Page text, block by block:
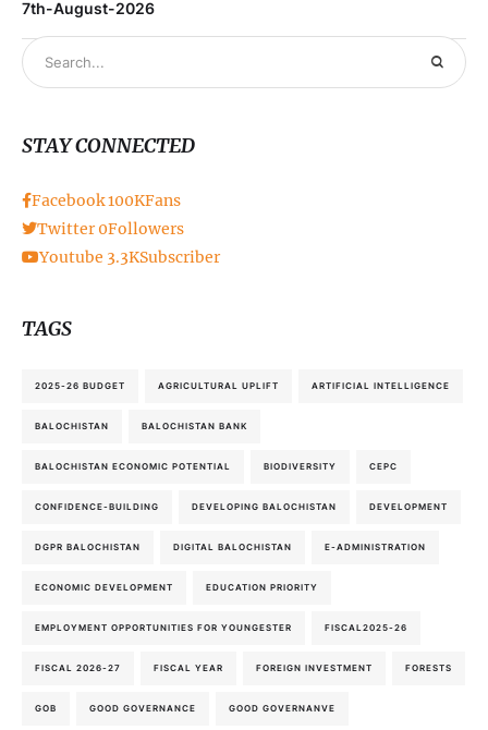
7th-August-2026
STAY CONNECTED
Facebook100KFans
Twitter 0Followers
Youtube 3.3KSubscriber
TAGS
2025-26 BUDGET AGRICULTURAL UPLIFT ARTIFICIAL INTELLIGENCE
BALOCHISTAN BALOCHISTAN BANK
BALOCHISTAN ECONOMIC POTENTIAL BIODIVERSITY CEPC
CONFIDENCE-BUILDING DEVELOPING BALOCHISTAN DEVELOPMENT
DGPR BALOCHISTAN DIGITAL BALOCHISTAN E-ADMINISTRATION
ECONOMIC DEVELOPMENT EDUCATION PRIORITY
EMPLOYMENT OPPORTUNITIES FOR YOUNGESTER FISCAL2025-26
FISCAL 2026-27 FISCAL YEAR FOREIGN INVESTMENT FORESTS
GOB GOOD GOVERNANCE GOOD GOVERNANVE